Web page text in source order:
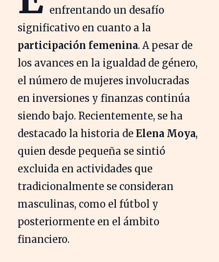
enfrentando un desafío
significativo en cuanto a la
participación femenina. A pesar de
los avances en la igualdad de género,
el número de mujeres involucradas
en inversiones y finanzas continúa
siendo bajo. Recientemente, se ha
destacado la historia de Elena Moya,
quien desde pequeña se sintió
excluida en actividades que
tradicionalmente se consideran
masculinas, como el fútbol y
posteriormente en el ámbito
financiero.